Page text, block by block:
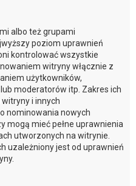
albo też grupami
poziom uprawnień
kontrolować wszystkie
witryny włącznie z
użytkowników,
moderatorów itp. Zakres ich
i innych
nominowania nowych
mogą mieć pełne uprawnienia
utworzonych na witrynie.
uzależniony jest od uprawnień